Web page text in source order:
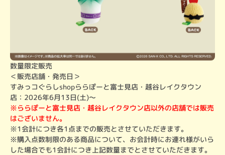
数量限定販売
＜販売店舗・発売日＞
すみっコぐらしshopららぽーと富士見店・越谷レイクタウン
店：2026年6月13日(土)～
※ららぽーと富士見店・越谷レイクタウン店以外の店舗では販売
はございません。
※1会計につき各1点までの販売とさせていただきます。
※購入点数制限のある商品について、お会計時にお連れ様がいら
した場合でも1会計につき上記数量までとさせていただきます。